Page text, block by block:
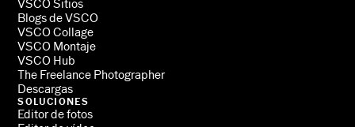
VSCO Sitios
Blogs de VSCO
VSCO Collage
VSCO Montaje
VSCO Hub
The Freelance Photographer
Descargas
SOLUCIONES
Editor de fotos